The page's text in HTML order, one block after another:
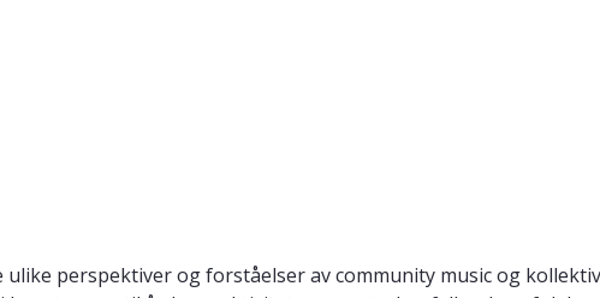
perspektiver og forståelser av community music og